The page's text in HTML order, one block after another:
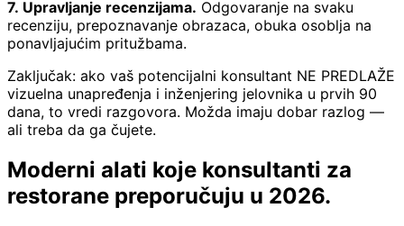
7. Upravljanje recenzijama. Odgovaranje na svaku
recenziju, prepoznavanje obrazaca, obuka osoblja na
ponavljajućim pritužbama.
Zaključak: ako vaš potencijalni konsultant NE PREDLAŽE
vizuelna unapređenja i inženjering jelovnika u prvih 90
dana, to vredi razgovora. Možda imaju dobar razlog —
ali treba da ga čujete.
Moderni alati koje konsultanti za
restorane preporučuju u 2026.